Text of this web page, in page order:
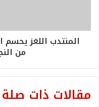
المنتدب اللغز
من
مقالات ذات صلة